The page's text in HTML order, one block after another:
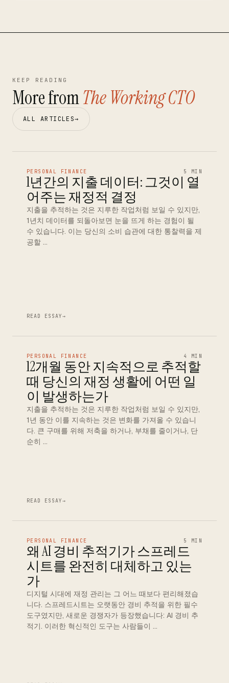
KEEP READING
More fromThe Working CTO
ALL ARTICLES→
PERSONAL FINANCE 5 MIN
1년간의 지출 데이터: 그것이 열
어주는 재정적 결정
지출을 추적하는 것은 지루한 작업처럼 보일 수 있지만,
1년치 데이터를 되돌아보면 눈을 뜨게 하는 경험이 될
수 있습니다. 이는 당신의 소비 습관에 대한 통찰력을 제
공할 …
READ ESSAY→
PERSONAL FINANCE 4 MIN
12개월 동안 지속적으로 추적할
때 당신의 재정 생활에 어떤 일
이 발생하는가
지출을 추적하는 것은 지루한 작업처럼 보일 수 있지만,
1년 동안 이를 지속하는 것은 변화를 가져올 수 있습니
다. 큰 구매를 위해 저축을 하거나, 부채를 줄이거나, 단
순히 …
READ ESSAY→
PERSONAL FINANCE 5 MIN
왜 AI 경비 추적기가 스프레드
시트를 완전히 대체하고 있는
가
디지털 시대에 재정 관리는 그 어느 때보다 편리해졌습
니다. 스프레드시트는 오랫동안 경비 추적을 위한 필수
도구였지만, 새로운 경쟁자가 등장했습니다: AI 경비 추
적기. 이러한 혁신적인 도구는 사람들이 …